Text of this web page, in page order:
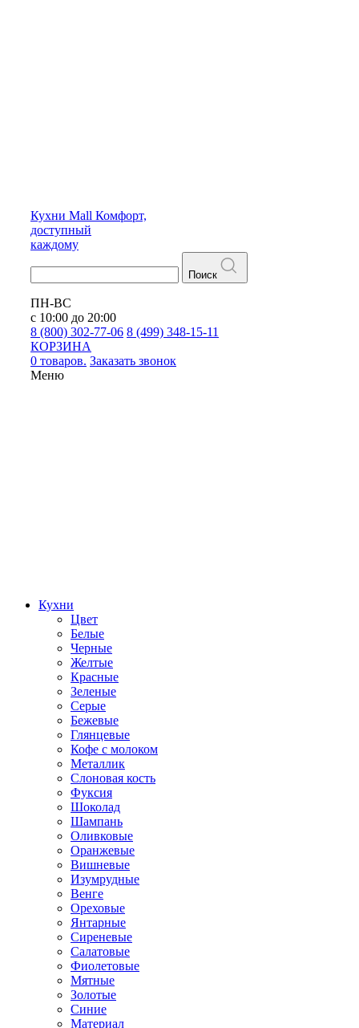
Кухни Mall Комфорт,
доступный
каждому
Поиск
ПН-ВС
с 10:00 до 20:00
8 (800) 302-77-06 8 (499) 348-15-11
КОРЗИНА
0 товаров. Заказать звонок
Меню
Кухни
Цвет
Белые
Черные
Желтые
Красные
Зеленые
Серые
Бежевые
Глянцевые
Кофе с молоком
Металлик
Слоновая кость
Фуксия
Шоколад
Шампань
Оливковые
Оранжевые
Вишневые
Изумрудные
Венге
Ореховые
Янтарные
Сиреневые
Салатовые
Фиолетовые
Мятные
Золотые
Синие
Материал